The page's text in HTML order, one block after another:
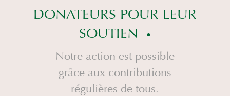
DONATEURS POUR LEUR
SOUTIEN
Notre action est possible
grâce aux contributions
régulières de tous.